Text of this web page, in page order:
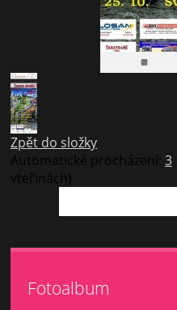
Zpět do složky
Automatické procházení: 3
vteřinách)
Fotoalbum